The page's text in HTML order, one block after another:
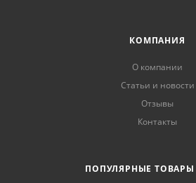
КОМПАНИЯ
О компании
Статьи и новости
Отзывы
Контакты
ПОПУЛЯРНЫЕ ТОВАРЫ